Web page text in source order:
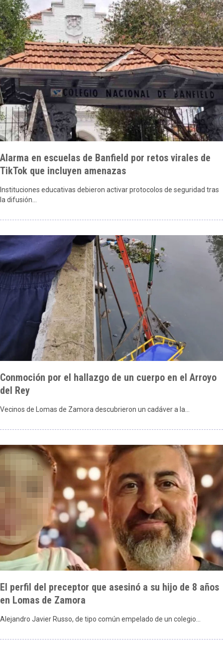
Alarma en escuelas de Banfield por retos virales de
TikTok que incluyen amenazas
Instituciones educativas debieron activar protocolos de seguridad tras
la difusión…
Conmoción por el hallazgo de un cuerpo en el Arroyo
del Rey
Vecinos de Lomas de Zamora descubrieron un cadáver a la…
El perfil del preceptor que asesinó a su hijo de 8 años
en Lomas de Zamora
Alejandro Javier Russo, de tipo común empelado de un colegio…